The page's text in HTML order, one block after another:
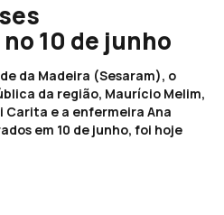
10 de junho
da Madeira (Sesaram), o
da região, Maurício Melim,
e a enfermeira Ana
em 10 de junho, foi hoje